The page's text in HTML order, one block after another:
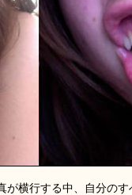
横行する中、自分の